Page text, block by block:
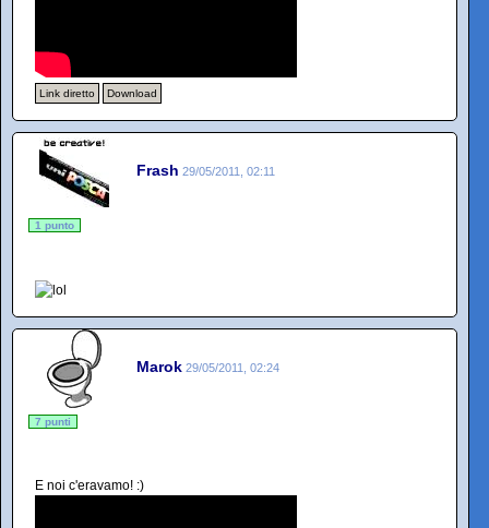
Link diretto Download
Frash 29/05/2011, 02:11
1 punto
Marok 29/05/2011, 02:24
7 punti
E noi c'eravamo! :)